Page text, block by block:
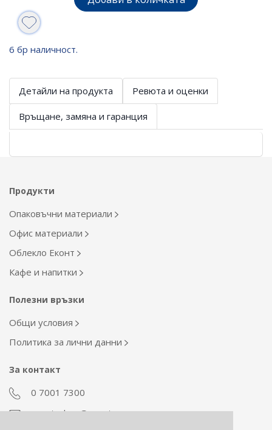
6 бр наличност.
Детайли на продукта Ревюта и оценки
Връщане, замяна и гаранция
Продукти
Опаковъчни материали
Офис материали
Облекло Еконт
Кафе и напитки
Полезни връзки
Общи условия
Политика за лични данни
За контакт
0 7001 7300
econt_shop@econt.com